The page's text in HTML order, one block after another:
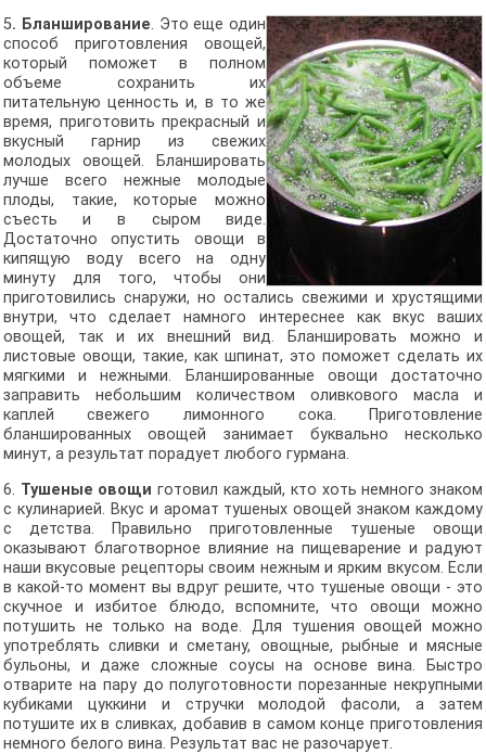
5. Бланширование. Это еще один
способ приготовления овощей,
который поможет в полном
объеме сохранить их
питательную ценность и, в то же
время, приготовить прекрасный и
вкусный гарнир из свежих
молодых овощей. Бланшировать
лучше всего нежные молодые
плоды, такие, которые можно
съесть и в сыром виде.
Достаточно опустить овощи в
кипящую воду всего на одну
минуту для того, чтобы они
приготовились снаружи, но остались свежими и хрустящими
внутри, что сделает намного интереснее как вкус ваших
овощей, так и их внешний вид. Бланшировать можно и
листовые овощи, такие, как шпинат, это поможет сделать их
мягкими и нежными. Бланшированные овощи достаточно
заправить небольшим количеством оливкового масла и
каплей свежего лимонного сока. Приготовление
бланшированных овощей занимает буквально несколько
минут, а результат порадует любого гурмана.
6. Тушеные овощи готовил каждый, кто хоть немного знаком
с кулинарией. Вкус и аромат тушеных овощей знаком каждому
с детства. Правильно приготовленные тушеные овощи
оказывают благотворное влияние на пищеварение и радуют
наши вкусовые рецепторы своим нежным и ярким вкусом. Если
в какой-то момент вы вдруг решите, что тушеные овощи - это
скучное и избитое блюдо, вспомните, что овощи можно
потушить не только на воде. Для тушения овощей можно
употреблять сливки и сметану, овощные, рыбные и мясные
бульоны, и даже сложные соусы на основе вина. Быстро
отварите на пару до полуготовности порезанные некрупными
кубиками цуккини и стручки молодой фасоли, а затем
потушите их в сливках, добавив в самом конце приготовления
немного белого вина. Результат вас не разочарует.